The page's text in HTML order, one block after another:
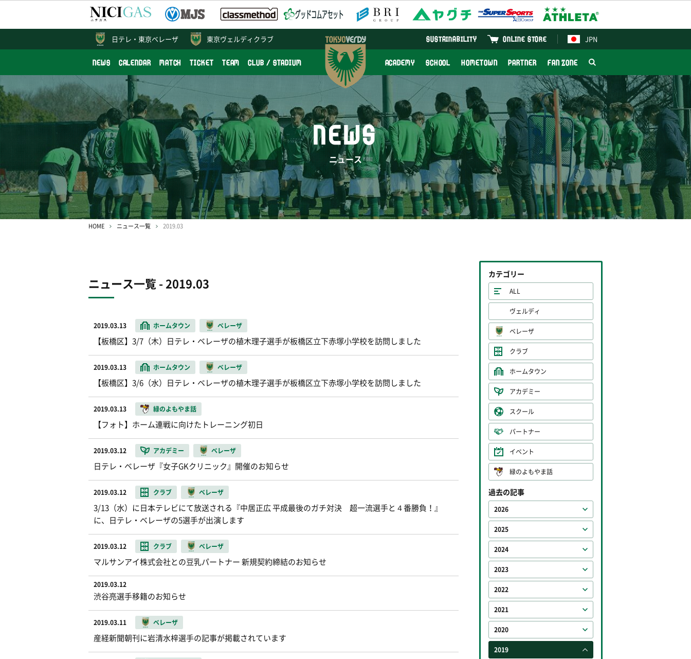
東京ヴェルディクラブ JPN
ONLINE STORE
SUSTAINABILITY
NEWS CALENDAR MATCH TICKET TEAM CLUB / STADIUM ACADEMY SCHOOL HOMETOWN PARTNER FAN ZONE
日テレ・ 東京ベレーザ
NEWS
ニュース
HOME ニュース一覧 2019.03
ニュース一覧 - 2019.03
2019.03.13 ホームタウン ベレーザ
【板橋区】3/7（木）日テレ・ベレーザの植木理子選手が板橋区立下赤塚小学校を訪問しました
2019.03.13 ホームタウン ベレーザ
【板橋区】3/6（水）日テレ・ベレーザの植木理子選手が板橋区立下赤塚小学校を訪問しました
2019.03.13 緑のよもやま話
【フォト】ホーム連戦に向けたトレーニング初日
2019.03.12 アカデミー ベレーザ
日テレ・ベレーザ『女子GKクリニック』開催のお知らせ
2019.03.12 クラブ ベレーザ
3/13（水）に日本テレビにて放送される『中居正広 平成最後のガチ対決 超一流選手と４番勝負！』
に、日テレ・ベレーザの5選手が出演します
2019.03.12 クラブ ベレーザ
マルサンアイ株式会社との豆乳パートナー 新規契約締結のお知らせ
2019.03.12
渋谷亮選手移籍のお知らせ
2019.03.11 ベレーザ
産経新聞朝刊に岩清水梓選手の記事が掲載されています
カテゴリー
ALL
ヴェルディ
ベレーザ
クラブ
ホームタウン
アカデミー
スクール
パートナー
イベント
緑のよもやま話
過去の記事
2026
2025
2024
2023
2022
2021
2020
2019